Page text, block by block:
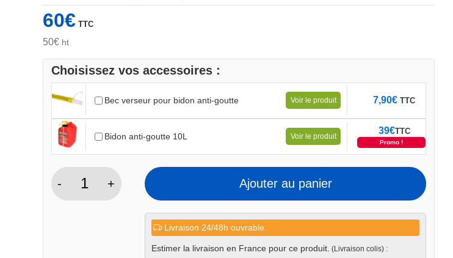
60€ TTC
50€ ht
Choisissez vos accessoires :
Bec verseur pour bidon anti-goutte Voir le produit 7,90€ TTC
Bidon anti-goutte 10L Voir le produit
39€TTC
Promo !
-
quantité
+ Ajouter au panier
Livraison 24/48h ouvrable.
Estimer la livraison en France pour ce produit. (Livraison colis) :